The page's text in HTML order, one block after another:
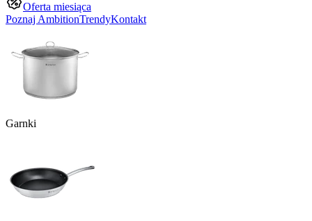
Oferta miesiąca
Poznaj AmbitionTrendyKontakt
Garnki